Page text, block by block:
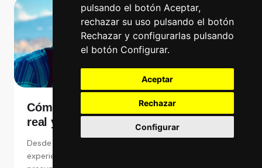
pulsando el botón Aceptar,
rechazar su uso pulsando el botón
Rechazar y configurarlas pulsando
el botón Configurar.
Aceptar
Rechazar
Configurar
Cómo ahorrar en Japón: presupuesto
real y consejos prácticos
Desde Los viajes de Gulliver nos cuentan su
experiencia sobre Cómo ahorrar en Japón: